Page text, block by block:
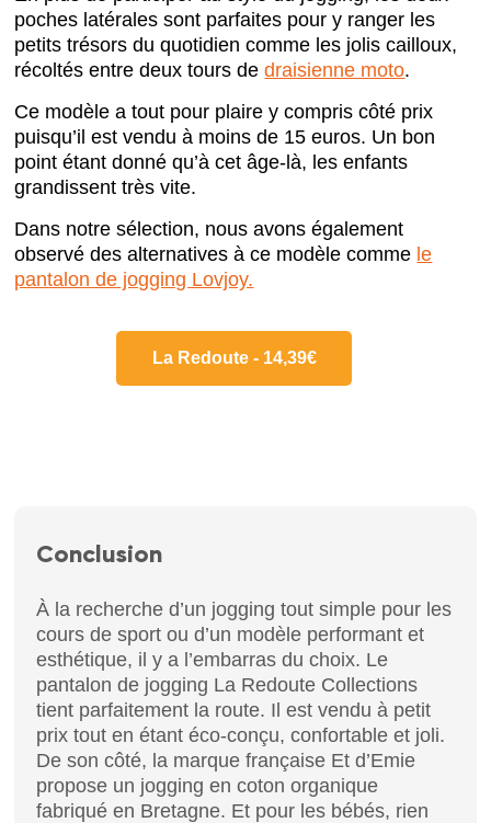
poches latérales sont parfaites pour y ranger les
petits trésors du quotidien comme les jolis cailloux,
récoltés entre deux tours dedraisienne moto.
Ce modèle a tout pour plaire y compris côté prix
puisqu’il est vendu à moins de 15 euros. Un bon
point étant donné qu’à cet âge-là, les enfants
grandissent très vite.
Dans notre sélection, nous avons également
observé des alternatives à ce modèle comme le
pantalon de jogging Lovjoy.
La Redoute - 14,39€
Conclusion
À la recherche d’un jogging tout simple pour les
cours de sport ou d’un modèle performant et
esthétique, il y a l’embarras du choix. Le
pantalon de jogging La Redoute Collections
tient parfaitement la route. Il est vendu à petit
prix tout en étant éco-conçu, confortable et joli.
De son côté, la marque française Et d’Emie
propose un jogging en coton organique
fabriqué en Bretagne. Et pour les bébés, rien